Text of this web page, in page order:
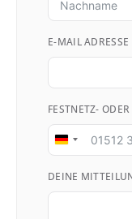
E-MAIL ADRESSE
FESTNETZ-
Germany
DEINE